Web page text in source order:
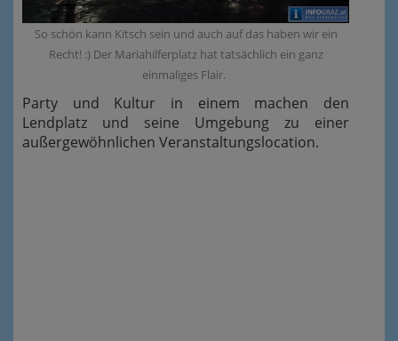
So schön kann Kitsch sein und auch auf das haben wir ein
Recht! :) Der Mariahilferplatz hat tatsächlich ein ganz
einmaliges Flair.
Party und Kultur in einem machen den
Lendplatz und seine Umgebung zu einer
außergewöhnlichen Veranstaltungslocation.